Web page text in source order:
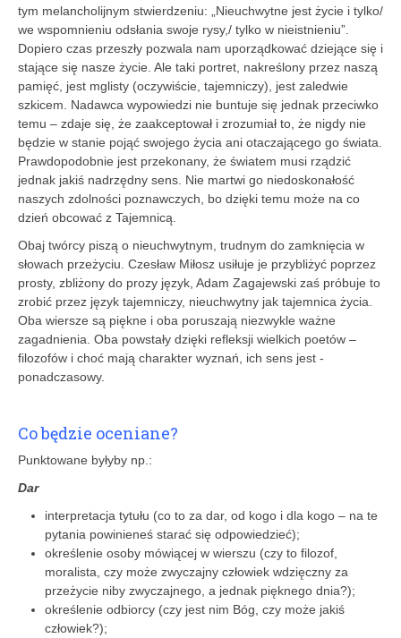
tym melancholijnym stwierdzeniu: „Nieuchwytne jest życie i tylko/
we wspomnieniu odsłania swoje rysy,/ tylko w nieistnieniu”.
Dopiero czas przeszły pozwala nam uporządkować dziejące się i
stające się nasze życie. Ale taki portret, nakreślony przez naszą
pamięć, jest mglisty (oczywiście, tajemniczy), jest zaledwie
szkicem. Nadawca wypowiedzi nie buntuje się jednak przeciwko
temu – zdaje się, że zaakceptował i zrozumiał to, że nigdy nie
będzie w stanie pojąć swojego życia ani otaczającego go świata.
Prawdopodobnie jest przekonany, że światem musi rządzić
jednak jakiś nadrzędny sens. Nie martwi go niedoskonałość
naszych zdolności poznawczych, bo dzięki temu może na co
dzień obcować z Tajemnicą.
Obaj twórcy piszą o nieuchwytnym, trudnym do zamknięcia w
słowach przeżyciu. ­Czesław Miłosz usiłuje je przybliżyć poprzez
prosty, zbliżony do prozy język, Adam Zagajewski zaś próbuje to
zrobić przez język tajemniczy, nieuchwytny jak tajemnica życia.
Oba wiersze są piękne i oba poruszają niezwykle ważne
zagadnienia. Oba powstały dzięki refleksji wielkich poetów –
filozofów i choć mają charakter wyznań, ich sens jest ­
ponadczasowy.
Co będzie oceniane?
Punktowane byłyby np.:
Dar
interpretacja tytułu (co to za dar, od kogo i dla kogo – na te
pytania powinieneś starać się odpowiedzieć);
określenie osoby mówiącej w wierszu (czy to filozof,
moralista, czy może zwyczajny człowiek wdzięczny za
przeżycie niby zwyczajnego, a jednak pięknego dnia?);
określenie odbiorcy (czy jest nim Bóg, czy może jakiś
człowiek?);